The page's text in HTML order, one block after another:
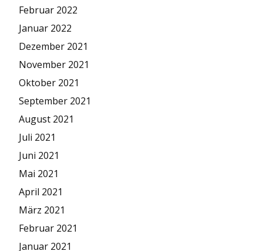
Februar 2022
Januar 2022
Dezember 2021
November 2021
Oktober 2021
September 2021
August 2021
Juli 2021
Juni 2021
Mai 2021
April 2021
März 2021
Februar 2021
Januar 2021